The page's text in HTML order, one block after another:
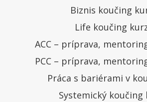
Biznis koučing
Life koučing
ACC – príprava,
PCC – príprava,
Práca s bariérami v
Systemický koučing